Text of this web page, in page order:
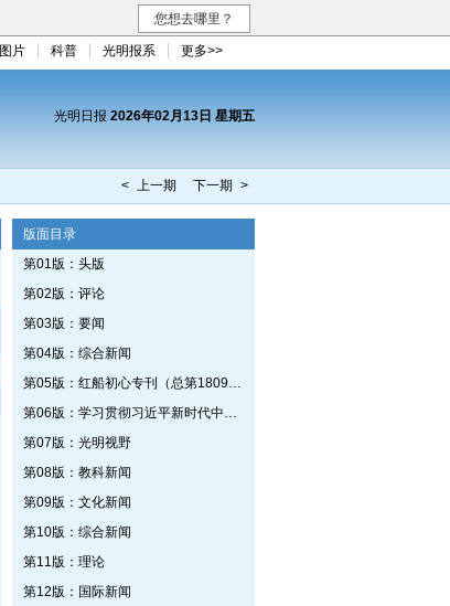
您想去哪里？
图片 科普 光明报系 更多>>
光明日报 2026年02月13日 星期五
< 上一期 下一期 >
版面目录
第01版：头版
第02版：评论
第03版：要闻
第04版：综合新闻
第05版：红船初心专刊（总第1809期）
第06版：学习贯彻习近平新时代中国特色社会主义思想专刊
第07版：光明视野
第08版：教科新闻
第09版：文化新闻
第10版：综合新闻
第11版：理论
第12版：国际新闻